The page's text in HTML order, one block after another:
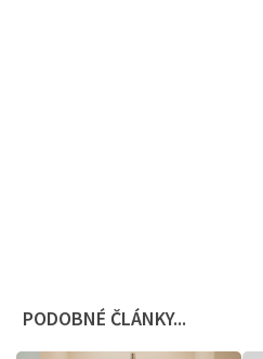
PODOBNÉ ČLÁNKY...